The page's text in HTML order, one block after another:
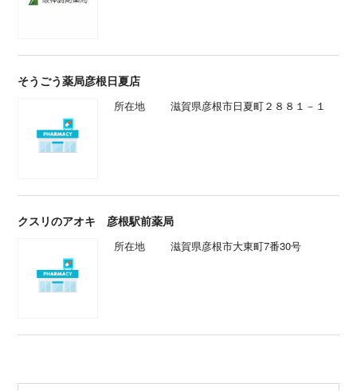
そうごう薬局彦根日夏店
所在地 滋賀県彦根市日夏町２８８１－１
クスリのアオキ 彦根駅前薬局
所在地 滋賀県彦根市大東町7番30号